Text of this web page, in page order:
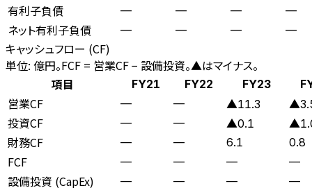
有利子負債 — — — —
ネット有利子負債 — — — —
キャッシュフロー (CF)
単位: 億円。FCF = 営業CF − 設備投資。▲はマイナス。
項目
FY21 FY22 FY23
営業CF — — ▲11.3
投資CF — — ▲0.1
財務CF — — 6.1 0.8
FCF — — — —
設備投資 (CapEx) — — — —